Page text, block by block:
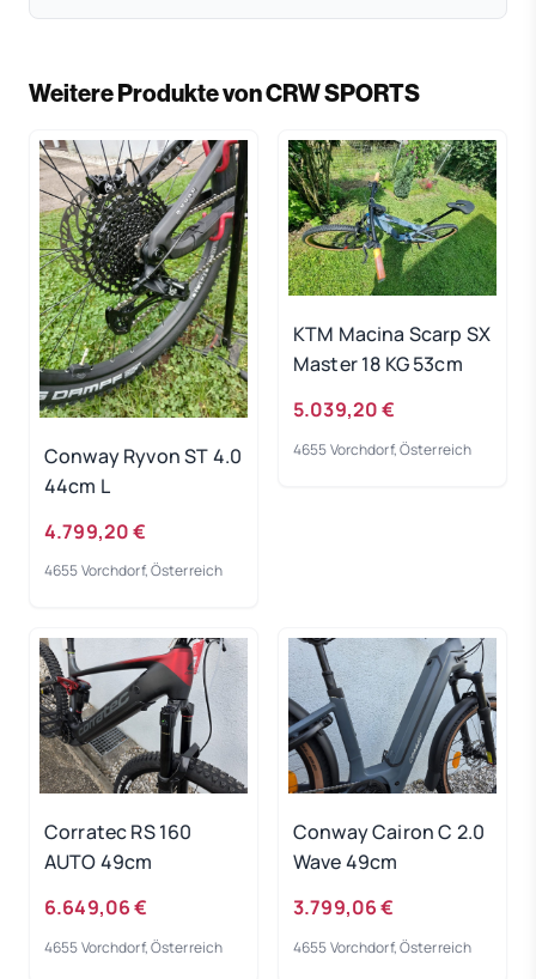
Weitere Produkte von CRW SPORTS
Conway Ryvon ST 4.0
44cm L
4.799,20 €
4655 Vorchdorf, Österreich
KTM Macina Scarp SX
Master 18 KG 53cm
5.039,20 €
4655 Vorchdorf, Österreich
Corratec RS 160
AUTO 49cm
6.649,06 €
4655 Vorchdorf, Österreich
Conway Cairon C 2.0
Wave 49cm
3.799,06 €
4655 Vorchdorf, Österreich